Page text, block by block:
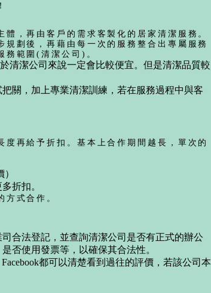
，再由客戶的需求客製化的居家清潔服務。
劃後，再藉由每一次的服務整合出專屬服務
務範圍(清潔公司 )。
清潔公司來說一定會比較便宜。但是清潔品質較
關，加上專業清潔訓練，若在服務過程中與客
再給予折扣。基本上合作期間越長，單次的
折扣。
式合作。
合法登記，並查詢清潔公司是否有正式的辦公
否使用發票等，以確保其合法性。
都可以清楚看到過往的評價，若該公司本